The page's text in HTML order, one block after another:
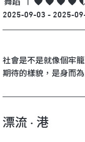
舞蹈
|
2025-09-03 - 2025-
社會是不是就像個牢
期待的樣貌，是身而
漂流 · 港